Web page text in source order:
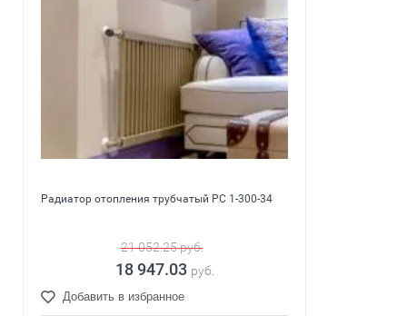
Радиатор отопления трубчатый PC 1-300-34
21 052.25руб.
18 947.03 руб.
Добавить в избранное